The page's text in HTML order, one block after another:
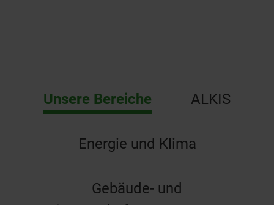
Unsere Bereiche ALKIS
Energie und Klima
Gebäude- und